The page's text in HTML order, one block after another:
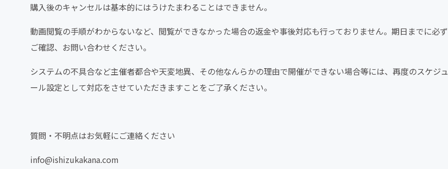
購入後のキャンセルは基本的にはうけたまわることはできません。
動画閲覧の手順がわからないなど、閲覧ができなかった場合の返金や事後対応も行っておりません。期日までに必ず
ご確認、お問い合わせください。
システムの不具合など主催者都合や天変地異、その他なんらかの理由で開催ができない場合等には、再度のスケジュ
ール設定として対応をさせていただきますことをご了承ください。
質問・不明点はお気軽にご連絡ください
info@ishizukakana.com